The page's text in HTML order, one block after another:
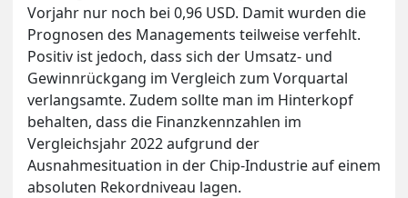
Vorjahr nur noch bei 0,96 USD. Damit wurden die
Prognosen des Managements teilweise verfehlt.
Positiv ist jedoch, dass sich der Umsatz- und
Gewinnrückgang im Vergleich zum Vorquartal
verlangsamte. Zudem sollte man im Hinterkopf
behalten, dass die Finanzkennzahlen im
Vergleichsjahr 2022 aufgrund der
Ausnahmesituation in der Chip-Industrie auf einem
absoluten Rekordniveau lagen.